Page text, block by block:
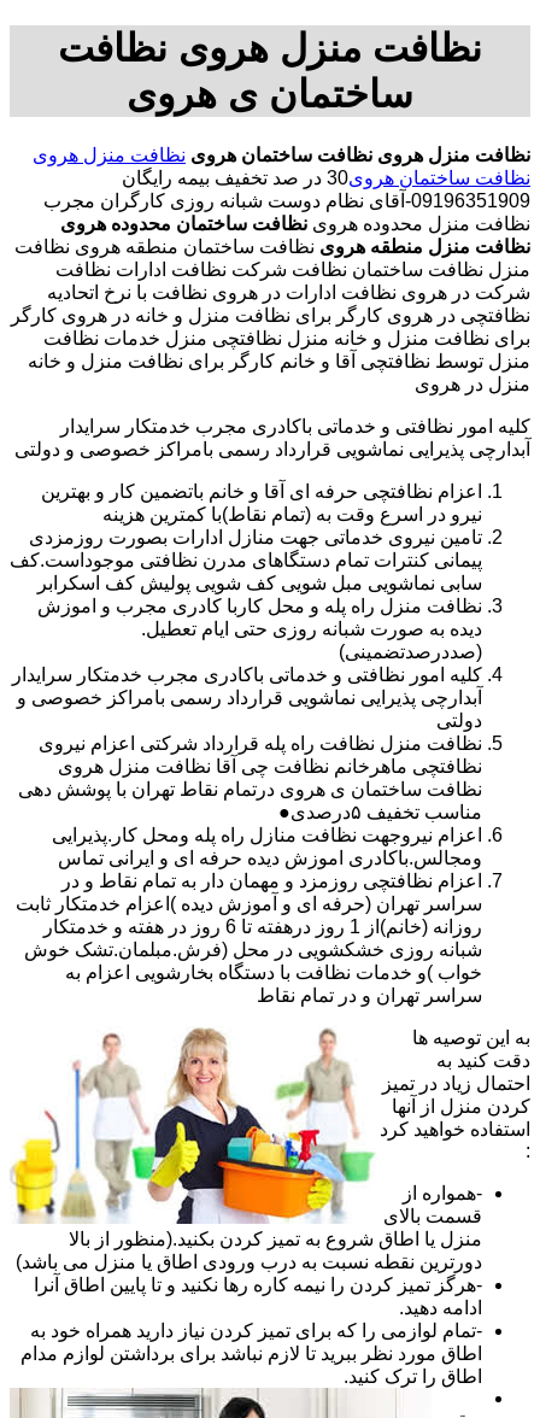
نظافت منزل هروی نظافت
ساختمان ی هروی
نظافت منزل هروی نظافت ساختمان هروی نظافت منزل هروی
نظافت ساختمان هروی
30 در صد تخفیف بیمه رایگان
09196351909-آقای نظام دوست شبانه روزی کارگران مجرب
نظافت منزل محدوده هروی نظافت ساختمان محدوده هروی
نظافت منزل منطقه هروی نظافت ساختمان منطقه هروی نظافت
منزل نظافت ساختمان نظافت شرکت نظافت ادارات نظافت
شرکت در هروی نظافت ادارات در هروی نظافت با نرخ اتحادیه
نظافتچی در هروی کارگر برای نظافت منزل و خانه در هروی کارگر
برای نظافت منزل و خانه منزل نظافتچی منزل خدمات نظافت
منزل توسط نظافتچی آقا و خانم کارگر برای نظافت منزل و خانه
منزل در هروی
کلیه امور نظافتی و خدماتی باکادری مجرب خدمتکار سرایدار
آبدارچی پذیرایی نماشویی قرارداد رسمی بامراکز خصوصی و دولتی
اعزام نظافتچی حرفه ای آقا و خانم باتضمین کار و بهترین
نیرو در اسرع وقت به (تمام نقاط)با کمترین هزینه
تامین نیروی خدماتی جهت منازل ادارات بصورت روزمزدی
پیمانی کنترات تمام دستگاهای مدرن نظافتی موجوداست.کف
سابی نماشویی مبل شویی کف شویی پولیش کف اسکرابر
نظافت منزل راه پله و محل کاربا کادری مجرب و اموزش
دیده به صورت شبانه روزی حتی ایام تعطیل.
(صددرصدتضمینی)
کلیه امور نظافتی و خدماتی باکادری مجرب خدمتکار سرایدار
آبدارچی پذیرایی نماشویی قرارداد رسمی بامراکز خصوصی و
دولتی
نظافت منزل نظافت راه پله قرارداد شرکتی اعزام نیروی
نظافتچی ماهرخانم نظافت چی آقا نظافت منزل هروی
نظافت ساختمان ی هروی درتمام نقاط تهران با پوشش دهی
مناسب تخفیف ۵درصدی●
اعزام نیروجهت نظافت منازل راه پله ومحل کار.پذیرایی
ومجالس.باکادری اموزش دیده حرفه ای و ایرانی تماس
اعزام نظافتچی روزمزد و مهمان دار به تمام نقاط و در
سراسر تهران (حرفه ای و آموزش دیده )اعزام خدمتکار ثابت
روزانه (خانم)از 1 روز درهفته تا 6 روز در هفته و خدمتکار
شبانه روزی خشکشویی در محل (فرش.مبلمان.تشک خوش
خواب )و خدمات نظافت با دستگاه بخارشویی اعزام به
سراسر تهران و در تمام نقاط
به این توصیه ها
دقت کنید به
احتمال زیاد در تمیز
کردن منزل از آنها
استفاده خواهید کرد
:
-همواره از
قسمت بالای
منزل یا اطاق شروع به تمیز کردن بکنید.(منظور از بالا
دورترین نقطه نسبت به درب ورودی اطاق یا منزل می باشد)
-هرگز تمیز کردن را نیمه کاره رها نکنید و تا پایین اطاق آنرا
ادامه دهید.
-تمام لوازمی را که برای تمیز کردن نیاز دارید همراه خود به
اطاق مورد نظر ببرید تا لازم نباشد برای برداشتن لوازم مدام
اطاق را ترک کنید.